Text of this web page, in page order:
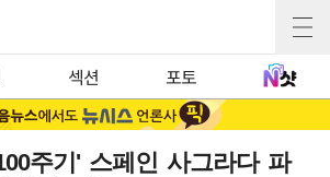
섹션 포토
주기' 스페인 사그라다 파